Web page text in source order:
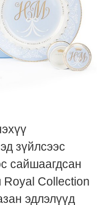
зүйлсээс
сайшаагдсан
Royal Collection
эдлэлүүд